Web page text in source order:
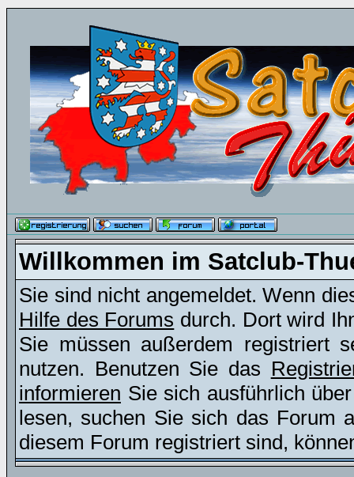
Willkommen im Satclub-
Sie sind nicht angemeldet. Wenn
Hilfe des Forums durch. Dort wird
Sie müssen außerdem registriert
nutzen. Benutzen Sie das
informieren Sie sich ausführlich
lesen, suchen Sie sich das Forum
diesem Forum registriert sind,